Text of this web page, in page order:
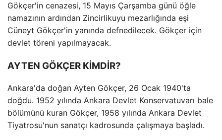
Gökçer'in cenazesi, 15 Mayıs Çarşamba günü öğle
namazının ardından Zincirlikuyu mezarlığında eşi
Cüneyt Gökçer'in yanında defnedilecek. Gökçer için
devlet töreni yapılmayacak.
AYTEN GÖKÇER KİMDİR?
Ankara'da doğan Ayten Gökçer, 26 Ocak 1940'ta
doğdu. 1952 yılında Ankara Devlet Konservatuvarı bale
bölümünü kuran Gökçer, 1958 yılında Ankara Devlet
Tiyatrosu'nun sanatçı kadrosunda çalışmaya başladı.